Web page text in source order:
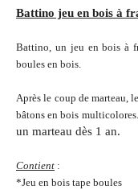
Battino jeu en bois à
Battino, un jeu en bois à
boules en bois.
Après le coup de marteau,
bâtons en bois multicolores.
un marteau dès 1 an.
Contient :
*Jeu en bois tape boules